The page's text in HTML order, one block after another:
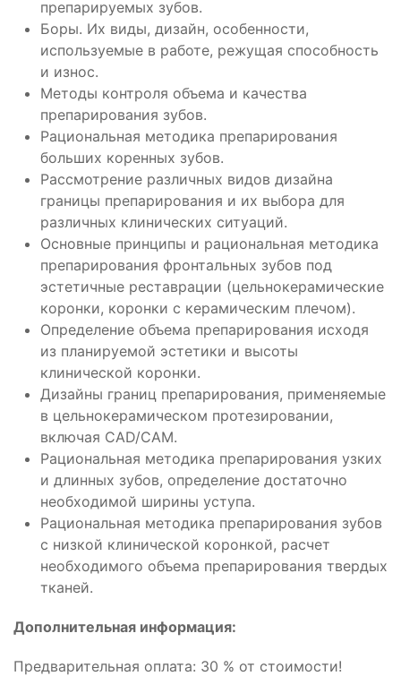
препарируемых зубов.
Боры. Их виды, дизайн, особенности,
используемые в работе, режущая способность
и износ.
Методы контроля объема и качества
препарирования зубов.
Рациональная методика препарирования
больших коренных зубов.
Рассмотрение различных видов дизайна
границы препарирования и их выбора для
различных клинических ситуаций.
Основные принципы и рациональная методика
препарирования фронтальных зубов под
эстетичные реставрации (цельнокерамические
коронки, коронки с керамическим плечом).
Определение объема препарирования исходя
из планируемой эстетики и высоты
клинической коронки.
Дизайны границ препарирования, применяемые
в цельнокерамическом протезировании,
включая CAD/CAM.
Рациональная методика препарирования узких
и длинных зубов, определение достаточно
необходимой ширины уступа.
Рациональная методика препарирования зубов
с низкой клинической коронкой, расчет
необходимого объема препарирования твердых
тканей.
Дополнительная информация:
Предварительная оплата: 30 % от стоимости!